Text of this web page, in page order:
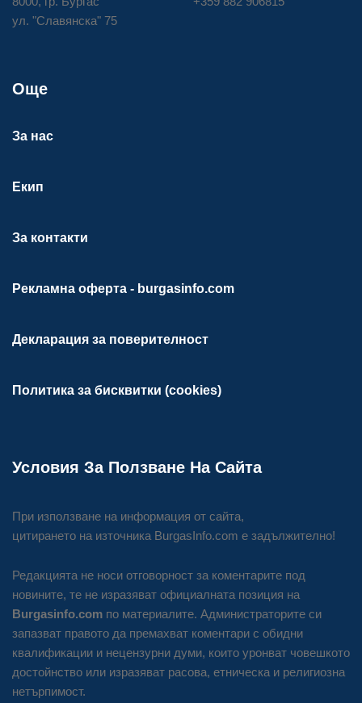
ул. "Славянска" 75
Още
За нас
Екип
За контакти
Рекламна оферта - burgasinfo.com
Декларация за поверителност
Политика за бисквитки (cookies)
Условия За Ползване На Сайта
При използване на информация от сайта,
цитирането на източника BurgasInfo.com е задължително!
Редакцията не носи отговорност за коментарите под
новините, те не изразяват официалната позиция на
Burgasinfo.com по материалите. Администраторите си
запазват правото да премахват коментари с обидни
квалификации и нецензурни думи, които уронват човешкото
достойнство или изразяват расова, етническа и религиозна
нетърпимост.